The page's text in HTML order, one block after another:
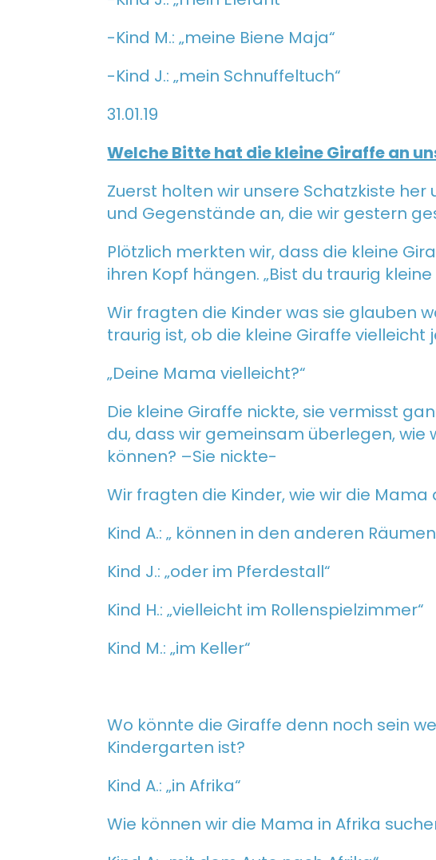
-Kind M.: „meine Biene Maja“
-Kind J.: „mein Schnuffeltuch“
31.01.19
Welche Bitte hat die kleine Giraffe an
Zuerst holten wir unsere Schatzkiste
und Gegenstände an, die wir gestern
Plötzlich merkten wir, dass die kleine
ihren Kopf hängen. „Bist du traurig
Wir fragten die Kinder was sie glauben
traurig ist, ob die kleine Giraffe vielleicht
„Deine Mama vielleicht?“
Die kleine Giraffe nickte, sie vermisst
du, dass wir gemeinsam überlegen, wie
können? –Sie nickte-
Wir fragten die Kinder, wie wir die
Kind A.: „ können in den anderen
Kind J.: „oder im Pferdestall“
Kind H.: „vielleicht im Rollenspielzimmer“
Kind M.: „im Keller“
Wo könnte die Giraffe denn noch sein
Kindergarten ist?
Kind A.: „in Afrika“
Wie können wir die Mama in Afrika